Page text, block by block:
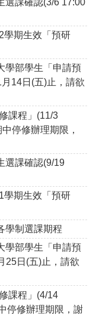
學期生效「預研
學部學生「申請預
14日(五)止，請欲
課程」(11/3
停修辦理期限，
選課確認(9/19
學期生效「預研
學制選課期程
學部學生「申請預
25日(五)止，請欲
課程」(4/14
停修辦理期限，謝